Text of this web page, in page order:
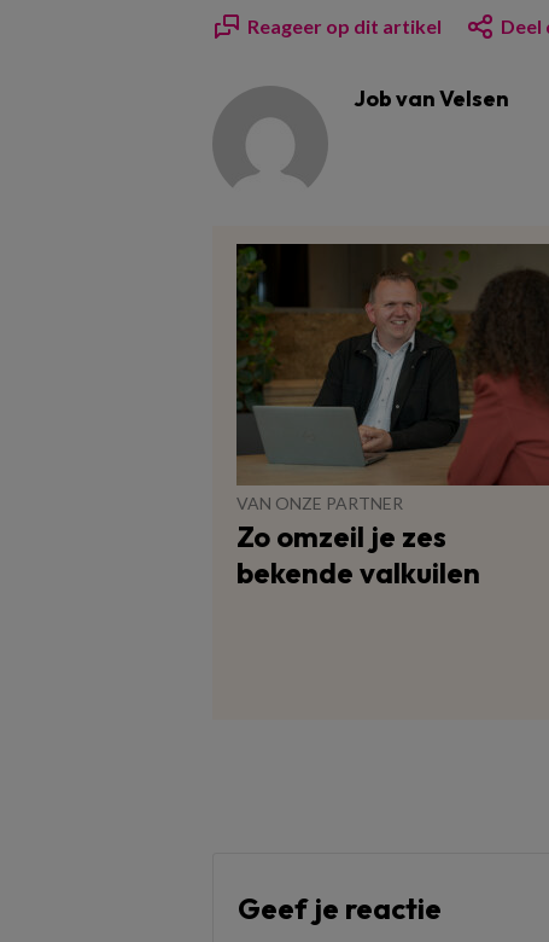
Reageer op dit artikel Deel
Job van Velsen
VAN ONZE PARTNER
Zo omzeil je zes
bekende valkuilen
Geef je reactie